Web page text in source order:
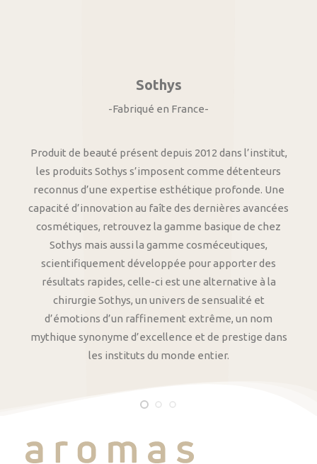
Sothys
-Fabriqué en France-
Produit de beauté présent depuis 2012 dans l’institut,
les produits Sothys s’imposent comme détenteurs
reconnus d’une expertise esthétique profonde. Une
capacité d’innovation au faîte des dernières avancées
cosmétiques, retrouvez la gamme basique de chez
Sothys mais aussi la gamme cosméceutiques,
scientifiquement développée pour apporter des
résultats rapides, celle-ci est une alternative à la
chirurgie Sothys, un univers de sensualité et
d’émotions d’un raffinement extrême, un nom
mythique synonyme d’excellence et de prestige dans
les instituts du monde entier.